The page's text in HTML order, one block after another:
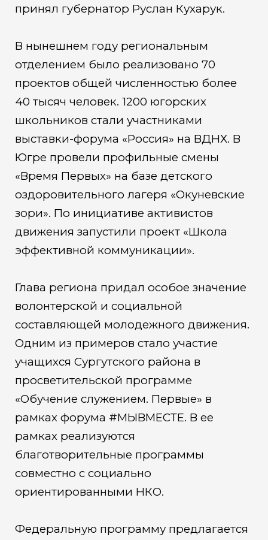
принял губернатор Руслан Кухарук.
В нынешнем году региональным
отделением было реализовано 70
проектов общей численностью более
40 тысяч человек. 1200 югорских
школьников стали участниками
выставки-форума «Россия» на ВДНХ. В
Югре провели профильные смены
«Время Первых» на базе детского
оздоровительного лагеря «Окуневские
зори». По инициативе активистов
движения запустили проект «Школа
эффективной коммуникации».
Глава региона придал особое значение
волонтерской и социальной
составляющей молодежного движения.
Одним из примеров стало участие
учащихся Сургутского района в
просветительской программе
«Обучение служением. Первые» в
рамках форума #МЫВМЕСТЕ. В ее
рамках реализуются
благотворительные программы
совместно с социально
ориентированными НКО.
Федеральную программу предлагается